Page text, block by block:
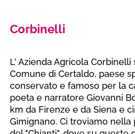
Corbinelli
L' Azienda Agricola Corbinelli
Comune di Certaldo, paese
conservato e famoso per la
poeta e narratore Giovanni
km da Firenze e da Siena e
Gimignano. Ci troviamo nella